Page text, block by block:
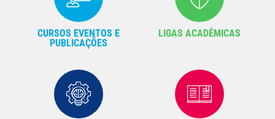
CURSOS EVENTOS E
PUBLICAÇÕES
LIGAS ACADÊMICAS